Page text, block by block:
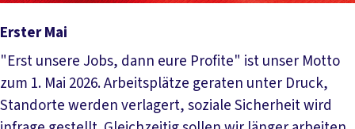
Erster Mai
"Erst unsere Jobs, dann eure Profite" ist unser Motto
zum 1. Mai 2026. Arbeitsplätze geraten unter Druck,
Standorte werden verlagert, soziale Sicherheit wird